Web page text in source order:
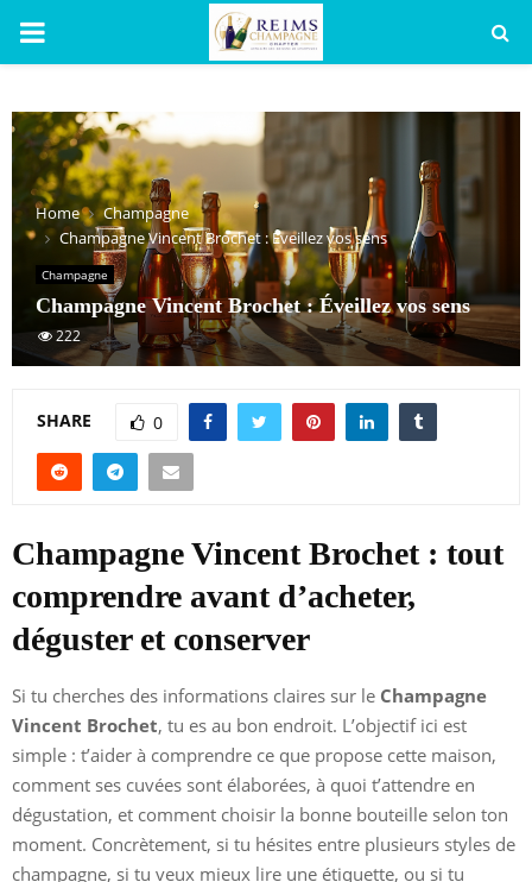
PRIMARY
Home
Champagne
Champagne Vincent Brochet : Éveillez vos sens
Champagne
Champagne Vincent Brochet : Éveillez vos sens
222
SHARE 0
Champagne Vincent Brochet : tout
comprendre avant d’acheter,
déguster et conserver
Si tu cherches des informations claires sur le Champagne
Vincent Brochet, tu es au bon endroit. L’objectif ici est
simple : t’aider à comprendre ce que propose cette maison,
comment ses cuvées sont élaborées, à quoi t’attendre en
dégustation, et comment choisir la bonne bouteille selon ton
moment. Concrètement, si tu hésites entre plusieurs styles de
champagne, si tu veux mieux lire une étiquette, ou si tu